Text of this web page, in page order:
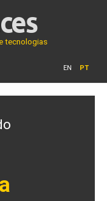
tecnologias
EN PT